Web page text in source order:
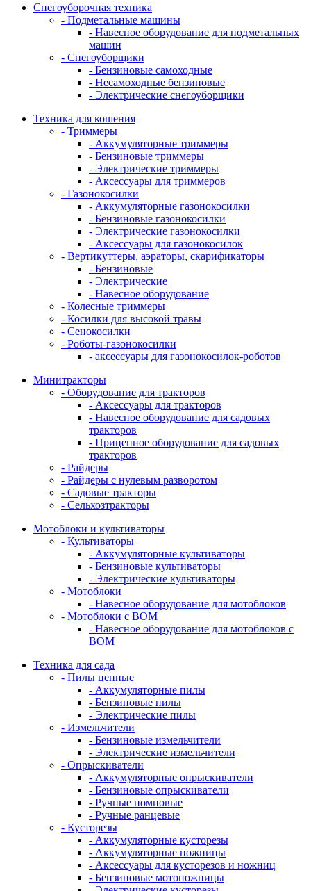
Снегоуборочная техника
- Подметальные машины
- Навесное оборудование для подметальных
машин
- Снегоуборщики
- Бензиновые самоходные
- Несамоходные бензиновые
- Электрические снегоуборщики
Техника для кошения
- Триммеры
- Аккумуляторные триммеры
- Бензиновые триммеры
- Электрические триммеры
- Аксессуары для триммеров
- Газонокосилки
- Аккумуляторные газонокосилки
- Бензиновые газонокосилки
- Электрические газонокосилки
- Аксессуары для газонокосилок
- Вертикуттеры, аэраторы, скарификаторы
- Бензиновые
- Электрические
- Навесное оборудование
- Колесные триммеры
- Косилки для высокой травы
- Сенокосилки
- Роботы-газонокосилки
- аксессуары для газонокосилок-роботов
Минитракторы
- Оборудование для тракторов
- Аксессуары для тракторов
- Навесное оборудование для садовых
тракторов
- Прицепное оборудование для садовых
тракторов
- Райдеры
- Райдеры с нулевым разворотом
- Садовые тракторы
- Сельхозтракторы
Мотоблоки и культиваторы
- Культиваторы
- Аккумуляторные культиваторы
- Бензиновые культиваторы
- Электрические культиваторы
- Мотоблоки
- Навесное оборудование для мотоблоков
- Мотоблоки с ВОМ
- Навесное оборудование для мотоблоков с
ВОМ
Техника для сада
- Пилы цепные
- Аккумуляторные пилы
- Бензиновые пилы
- Электрические пилы
- Измельчители
- Бензиновые измельчители
- Электрические измельчители
- Опрыскиватели
- Аккумуляторные опрыскиватели
- Бензиновые опрыскиватели
- Ручные помповые
- Ручные ранцевые
- Кусторезы
- Аккумуляторные кусторезы
- Аккумуляторные ножницы
- Аксессуары для кусторезов и ножниц
- Бензиновые мотоножницы